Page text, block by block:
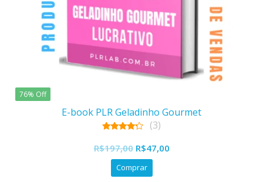
76% Off
E-book PLR Geladinho Gourmet
out of 5
(3)
R$197,00 O
preço
original
R$47,00O
Comprar